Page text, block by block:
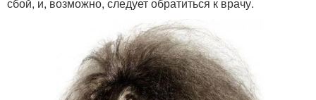
сбой, и, возможно, следует обратиться к врачу.